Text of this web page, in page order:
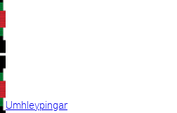
Umhleypingar